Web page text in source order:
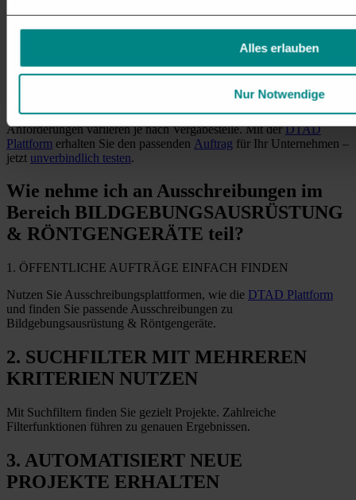
Alles erlauben
Nur Notwendige
Reparatur und Austausch von defekten Geräten
Schnelle Reparaturdienste oder Austausch von defekten
anderen wichtigen Bauteilen.
Ausschreibungenrund um
Bildgebungsausrüstung & Röntgengeräte. Die letztendlichen
Anforderungen variieren je nach Vergabestelle. Mit derDTAD
Plattform erhalten Sie den passenden Auftrag für Ihr Unternehmen –
jetzt unverbindlich testen.
Wie nehme ich an Ausschreibungen im
Bereich BILDGEBUNGSAUSRÜSTUNG
& RÖNTGENGERÄTE teil?
1. ÖFFENTLICHE AUFTRÄGE EINFACH FINDEN
Nutzen Sie Ausschreibungsplattformen, wie die DTAD Plattform
und finden Sie passende Ausschreibungen zu
Bildgebungsausrüstung & Röntgengeräte.
2. SUCHFILTER MIT MEHREREN
KRITERIEN NUTZEN
Mit Suchfiltern finden Sie gezielt Projekte. Zahlreiche
Filterfunktionen führen zu genauen Ergebnissen.
3. AUTOMATISIERT NEUE
PROJEKTE ERHALTEN